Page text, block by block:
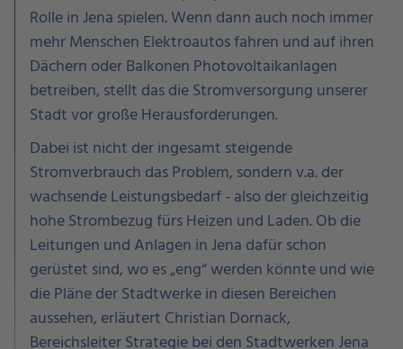
Rolle in Jena spielen. Wenn dann auch noch immer
mehr Menschen Elektroautos fahren und auf ihren
Dächern oder Balkonen Photovoltaikanlagen
betreiben, stellt das die Stromversorgung unserer
Stadt vor große Herausforderungen.
Dabei ist nicht der ingesamt steigende
Stromverbrauch das Problem, sondern v.a. der
wachsende Leistungsbedarf - also der gleichzeitig
hohe Strombezug fürs Heizen und Laden. Ob die
Leitungen und Anlagen in Jena dafür schon
gerüstet sind, wo es „eng“ werden könnte und wie
die Pläne der Stadtwerke in diesen Bereichen
aussehen, erläutert Christian Dornack,
Bereichsleiter Strategie bei den Stadtwerken Jena